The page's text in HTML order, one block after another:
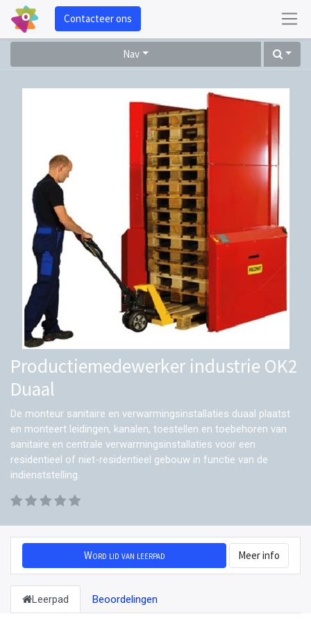
Contacteer ons
Nav
Productiemedewerker industrie OK2
Duaal
De monteur sanitaire en verwarmingsinstallaties duaal plaatst
en monteert leidingen, kanalen, toestellen en toebehoren van
sanitaire en centrale verwarmingsinstallaties voor een
residentieel of niet-residentieel gebouw in functie van de
indienststelling.
Word lid van leerpad Meer info
Leerpad Beoordelingen